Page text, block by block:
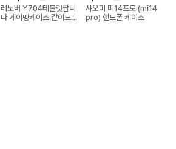
레노버 Y704테블릿팝니
다 게이밍케이스 같이드려
샤오미 미14프로 (mi14
pro) 핸드폰 케이스